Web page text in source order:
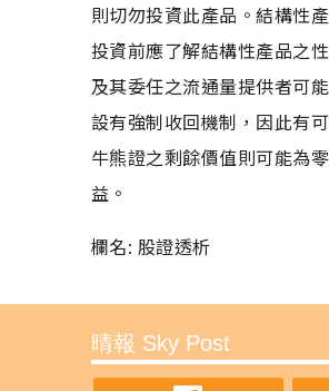
則切勿投資此產品。結構性
投資前應了解結構性產品之
及其委任之流通量提供者可
設有強制收回機制，因此有
牛熊證之剩餘價值則可能為
益。
欄名: 股證透析
晴報 Sky Post